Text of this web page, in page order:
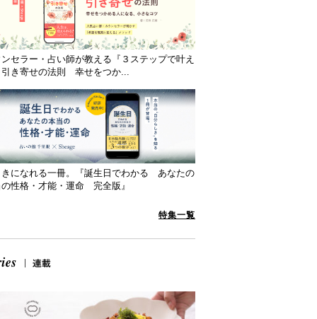
セラー・占い師が教える『３ステップで叶え
き寄せの法則 幸せをつか...
きになれる一冊。『誕生日でわかる あなたの
性格・才能・運命 完全版』
特集一覧